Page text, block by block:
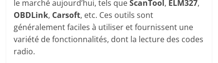
le marché aujourd’hui, tels queScanTool, ELM327,
OBDLink, Carsoft, etc. Ces outils sont
généralement faciles à utiliser et fournissent une
variété de fonctionnalités, dont la lecture des codes
radio.